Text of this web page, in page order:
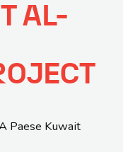
AL-
Paese Kuwait